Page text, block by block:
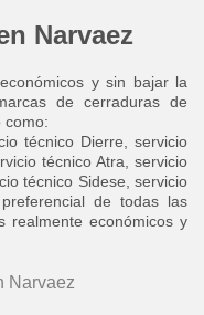
Narvaez
y sin bajar la
de cerraduras de
como:
técnico Dierre, servicio
técnico Atra, servicio
técnico Sidese, servicio
de todas las
realmente económicos y
Narvaez